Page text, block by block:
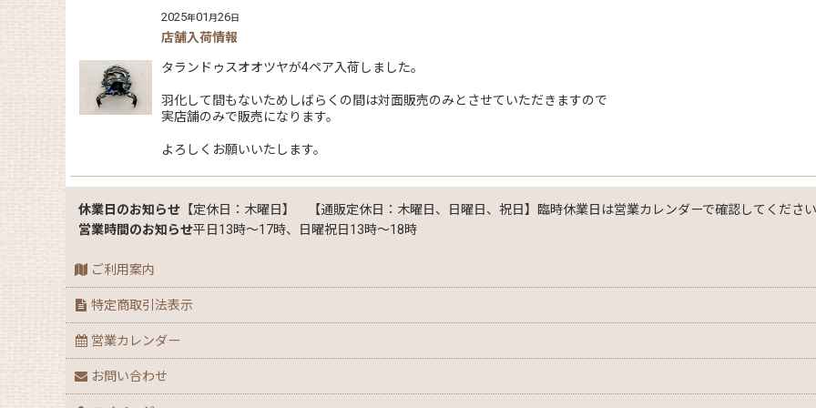
2025年01 月26日
店舗入荷情報
タランドゥスオオツヤが4ペア入荷しました。
羽化して間もないためしばらくの間は対面販売のみとさせていただきますので
実店舗のみで販売になります。
よろしくお願いいたします。
休業日のお知らせ 【定休日：木曜日】 【通販定休日：木曜日、日曜日、祝日】臨時休業日は営業カレンダーで確認してください
営業時間のお知らせ平日13時～17時、日曜祝日13時～18時
ご利用案内
特定商取引法表示
営業カレンダー
お問い合わせ